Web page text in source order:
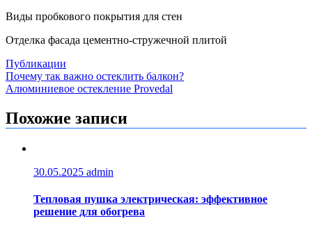
Виды пробкового покрытия для стен
Отделка фасада цементно-стружечной плитой
Публикации
Навигация
по
записям
Почему так важно остеклить балкон?
Алюминиевое остекление Provedal
Похожие записи
30.05.2025 admin
Тепловая пушка электрическая: эффективное
решение для обогрева